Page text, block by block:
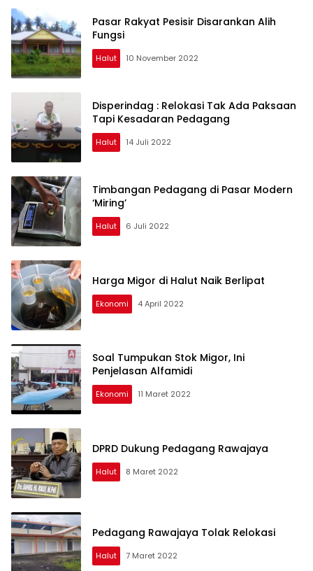
Pasar Rakyat Pesisir Disarankan Alih
Fungsi
Halut 10 November 2022
Disperindag : Relokasi Tak Ada Paksaan
Tapi Kesadaran Pedagang
Halut 14 Juli 2022
Timbangan Pedagang di Pasar Modern
‘Miring’
Halut 6 Juli 2022
Harga Migor di Halut Naik Berlipat
Ekonomi 4 April 2022
Soal Tumpukan Stok Migor, Ini
Penjelasan Alfamidi
Ekonomi 11 Maret 2022
DPRD Dukung Pedagang Rawajaya
Halut 8 Maret 2022
Pedagang Rawajaya Tolak Relokasi
Halut 7 Maret 2022